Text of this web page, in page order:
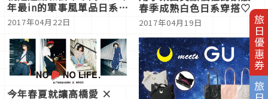
旅日優惠券
年最in的軍事風單品日系穿
搭訣竅♡
2017年04月22日
春季成熟白色日系穿搭♡
2017年04月19日
今年春夏就讓高橋愛 ×